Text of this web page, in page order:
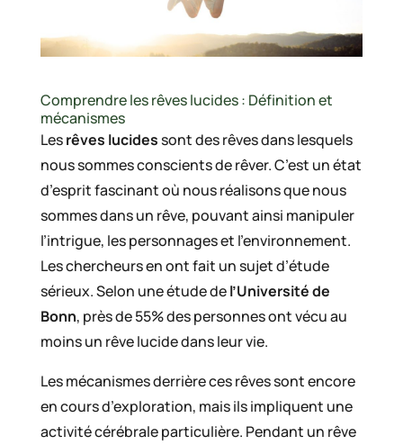
Comprendre les rêves lucides : Définition et
mécanismes
Lesrêves lucidessont des rêves dans lesquels
nous sommes conscients de rêver. C’est un état
d’esprit fascinant où nous réalisons que nous
sommes dans un rêve, pouvant ainsi manipuler
l’intrigue, les personnages et l’environnement.
Les chercheurs en ont fait un sujet d’étude
sérieux. Selon une étude del’Université de
Bonn, près de 55% des personnes ont vécu au
moins un rêve lucide dans leur vie.
Les mécanismes derrière ces rêves sont encore
en cours d’exploration, mais ils impliquent une
activité cérébrale particulière. Pendant un rêve